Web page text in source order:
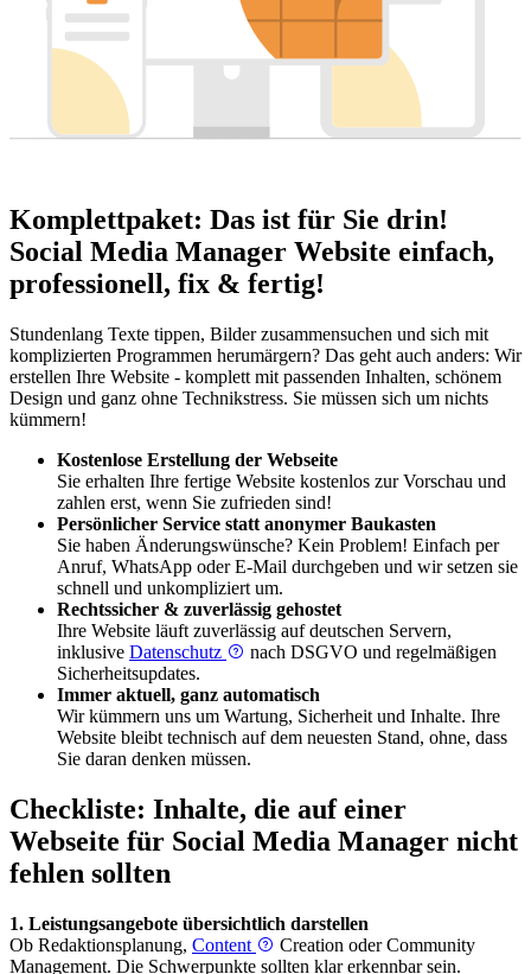
Komplettpaket: Das ist für Sie drin!
Social Media Manager Website einfach,
professionell, fix & fertig!
Stundenlang Texte tippen, Bilder zusammensuchen und sich mit
komplizierten Programmen herumärgern? Das geht auch anders: Wir
erstellen Ihre Website - komplett mit passenden Inhalten, schönem
Design und ganz ohne Technikstress. Sie müssen sich um nichts
kümmern!
Kostenlose Erstellung der Webseite
Sie erhalten Ihre fertige Website kostenlos zur Vorschau und
zahlen erst, wenn Sie zufrieden sind!
Persönlicher Service statt anonymer Baukasten
Sie haben Änderungswünsche? Kein Problem! Einfach per
Anruf, WhatsApp oder E-Mail durchgeben und wir setzen sie
schnell und unkompliziert um.
Rechtssicher & zuverlässig gehostet
Ihre Website läuft zuverlässig auf deutschen Servern,
inklusive Datenschutz
nach DSGVO und regelmäßigen
Sicherheitsupdates.
Immer aktuell, ganz automatisch
Wir kümmern uns um Wartung, Sicherheit und Inhalte. Ihre
Website bleibt technisch auf dem neuesten Stand, ohne, dass
Sie daran denken müssen.
Checkliste: Inhalte, die auf einer
Webseite für Social Media Manager nicht
fehlen sollten
1. Leistungsangebote übersichtlich darstellen
Ob Redaktionsplanung, Content
Creation oder Community
Management. Die Schwerpunkte sollten klar erkennbar sein.